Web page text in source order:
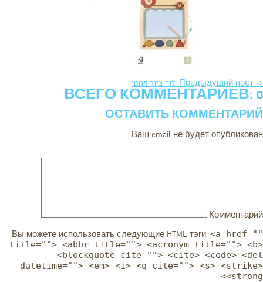
<- Предыдущий пост: לוח ציור מגנטי
ВСЕГО КОММЕНТАРИЕВ: 0
ОСТАВИТЬ КОММЕНТАРИЙ
Ваш email не будет опубликован.
Комментарий:
Вы можете использовать следующие HTML тэги: <a href=""
title=""> <abbr title=""> <acronym title=""> <b>
<blockquote cite=""> <cite> <code> <del
datetime=""> <em> <i> <q cite=""> <s> <strike>
<strong>